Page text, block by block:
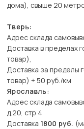
дома), свыше 20
Тверь:
Адрес склада
Доставка в пределах
товар),
Доставка за пределы
товар) + 50 руб./км
Ярославль:
Адрес склада
д.20, стр 4
Доставка 1800 руб.